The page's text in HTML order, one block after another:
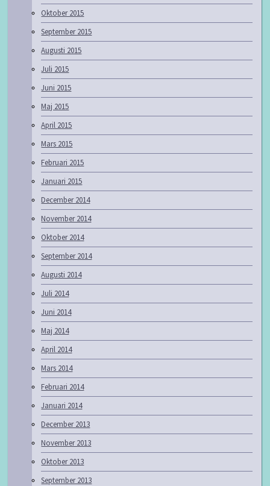
Oktober 2015
September 2015
Augusti 2015
Juli 2015
Juni 2015
Maj 2015
April 2015
Mars 2015
Februari 2015
Januari 2015
December 2014
November 2014
Oktober 2014
September 2014
Augusti 2014
Juli 2014
Juni 2014
Maj 2014
April 2014
Mars 2014
Februari 2014
Januari 2014
December 2013
November 2013
Oktober 2013
September 2013